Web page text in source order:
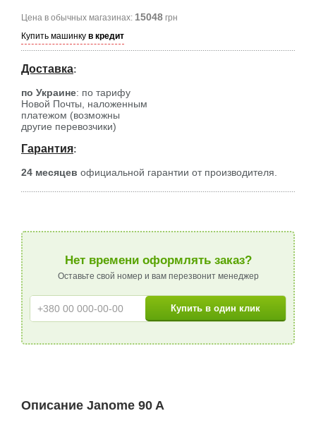
Цена в обычных магазинах: 15048 грн
Купить машинку в кредит
Доставка:
по Украине: по тарифу
Новой Почты, наложенным
платежом (возможны
другие перевозчики)
Гарантия:
24 месяцев официальной гарантии от производителя.
Нет времени оформлять заказ?
Оставьте свой номер и вам перезвонит менеджер
Описание Janome 90 A